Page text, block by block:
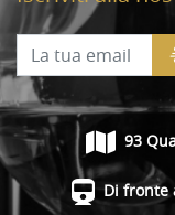
93
Di fronte